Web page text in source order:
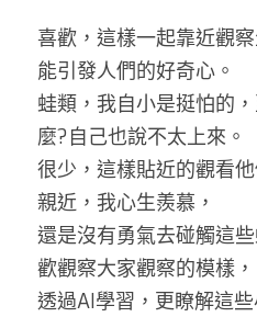
喜歡，這樣一起靠近觀
能引發人們的好奇心。
蛙類，我自小是挺怕的
麼?自己也說不太上來。
很少，這樣貼近的觀看
親近，我心生羨慕，
還是沒有勇氣去碰觸這
歡觀察大家觀察的模樣，
透過AI學習，更瞭解這